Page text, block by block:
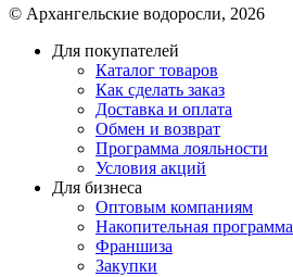
© Архангельские водоросли, 2026
Для покупателей
Каталог товаров
Как сделать заказ
Доставка и оплата
Обмен и возврат
Программа лояльности
Условия акций
Для бизнеса
Оптовым компаниям
Накопительная программа
Франшиза
Закупки